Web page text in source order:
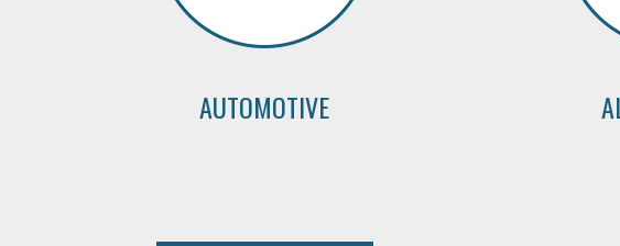
AUTOMOTIVE